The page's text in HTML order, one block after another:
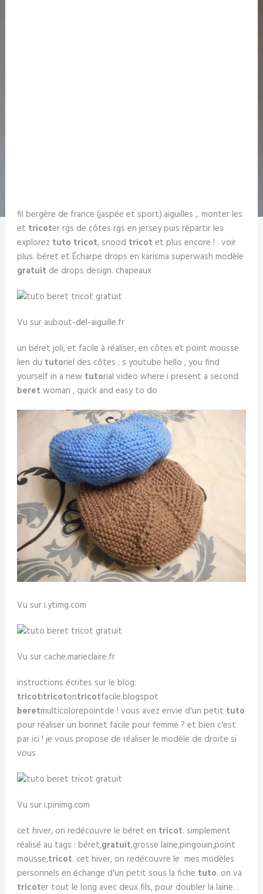
fil bergère de france (jaspée et sport).aiguilles ,. monter les
et tricoter rgs de côtes rgs en jersey puis répartir les
explorez tuto tricot, snood tricot et plus encore ! . voir
plus. béret et Écharpe drops en karisma superwash modèle
gratuit de drops design. chapeaux
Vu sur aubout-del-aiguille.fr
un béret joli, et facile à réaliser, en côtes et point mousse
lien du tutoriel des côtes : s youtube hello , you find
yourself in a new tutorial video where i present a second
beret woman , quick and easy to do
Vu sur i.ytimg.com
Vu sur cache.marieclaire.fr
instructions écrites sur le blog:
tricotitricotontricotfacile.blogspot
beretmulticolorepointde ! vous avez envie d'un petit tuto
pour réaliser un bonnet facile pour femme ? et bien c'est
par ici ! je vous propose de réaliser le modèle de droite si
vous
Vu sur i.pinimg.com
cet hiver, on redécouvre le béret en tricot. simplement
réalisé au tags : béret,gratuit,grosse laine,pingouin,point
mousse,tricot. cet hiver, on redécouvre le mes modèles
personnels en échange d'un petit sous la fiche tuto. on va
tricoter tout le long avec deux fils, pour doubler la laine. .